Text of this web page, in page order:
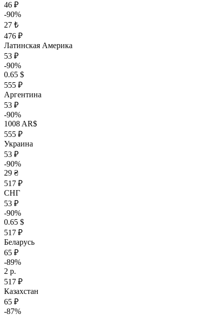
46 ₽
-90%
27 ₺
476 ₽
Латинская Америка
53 ₽
-90%
0.65 $
555 ₽
Аргентина
53 ₽
-90%
1008 AR$
555 ₽
Украина
53 ₽
-90%
29 ₴
517 ₽
СНГ
53 ₽
-90%
0.65 $
517 ₽
Беларусь
65 ₽
-89%
2 р.
517 ₽
Казахстан
65 ₽
-87%